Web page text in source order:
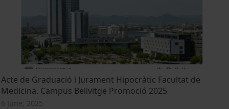
Acte de Graduació i Jurament Hipocràtic Facultat de
Medicina. Campus Bellvitge Promoció 2025
6 June, 2025